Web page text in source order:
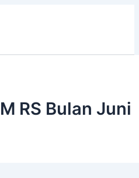
RS Bulan Juni